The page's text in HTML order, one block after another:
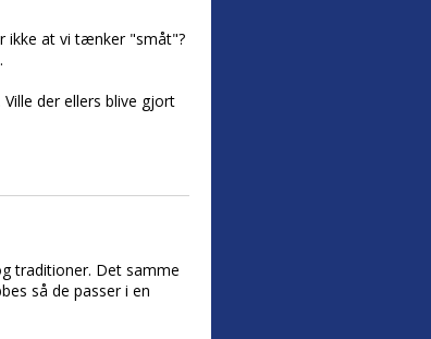
ikke at vi tænker "småt"?
der ellers blive gjort
traditioner. Det samme
så de passer i en